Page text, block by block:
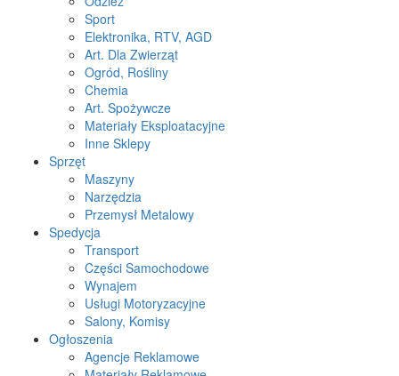
Sport
Elektronika, RTV, AGD
Art. Dla Zwierząt
Ogród, Rośliny
Chemia
Art. Spożywcze
Materiały Eksploatacyjne
Inne Sklepy
Sprzęt
Maszyny
Narzędzia
Przemysł Metalowy
Spedycja
Transport
Części Samochodowe
Wynajem
Usługi Motoryzacyjne
Salony, Komisy
Ogłoszenia
Agencje Reklamowe